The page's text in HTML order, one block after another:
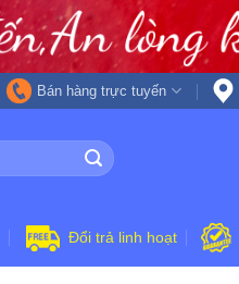
Bán hàng trực tuyến
Đổi trả linh hoạt